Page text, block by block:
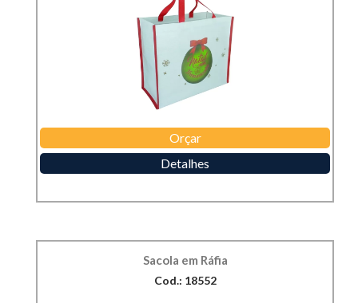
Orçar
Detalhes
Sacola em Ráfia
Cod.: 18552